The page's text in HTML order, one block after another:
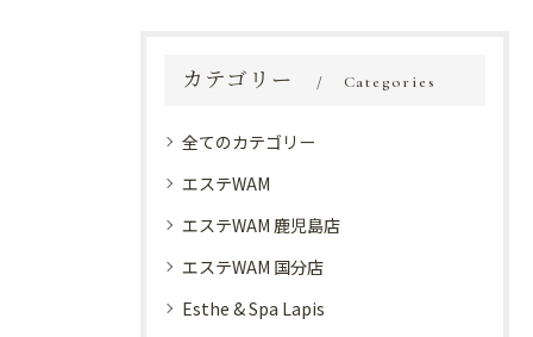
カテゴリー Categories
全てのカテゴリー
エステWAM
エステWAM 鹿児島店
エステWAM 国分店
Esthe & Spa Lapis